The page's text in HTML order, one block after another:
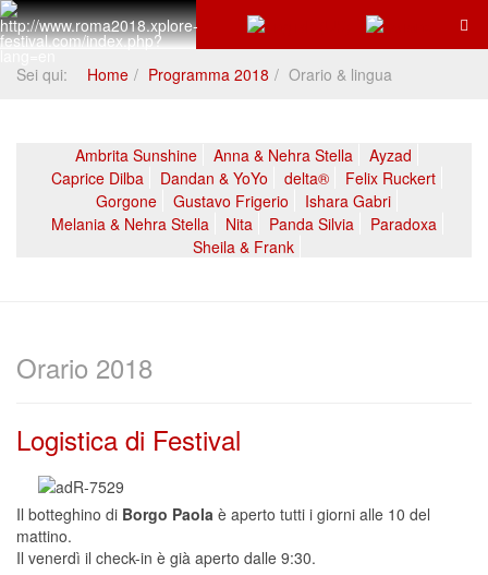
Sei qui: Home Programma 2018 Orario & lingua
Ambrita Sunshine Anna & Nehra Stella
Ayzad
Caprice Dilba
Dandan & YoYo delta®
Felix Ruckert
Gorgone
Gustavo Frigerio
Ishara Gabri
Melania & Nehra Stella
Nita Panda Silvia
Paradoxa
Sheila & Frank
Orario 2018
Logistica di Festival
Il botteghino di Borgo Paola è aperto tutti i giorni alle 10 del
mattino.
Il venerdì il check-in è già aperto dalle 9:30.